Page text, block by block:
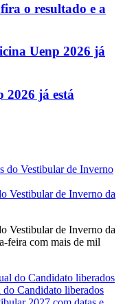
o resultado e a
Uenp 2026 já
2026 já está
Vestibular de Inverno da
Vestibular de Inverno da
feira com mais de mil
Candidato liberados